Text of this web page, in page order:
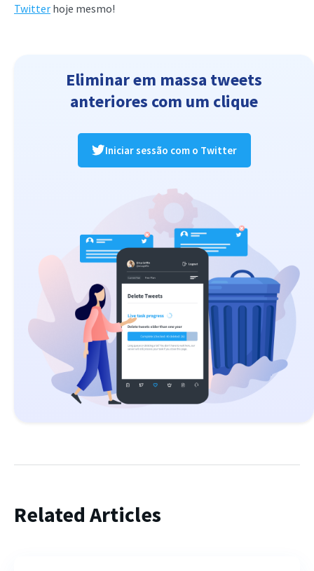
Twitter hoje mesmo!
Eliminar em massa tweets
anteriores com um clique
Iniciar sessão com o Twitter
Related Articles